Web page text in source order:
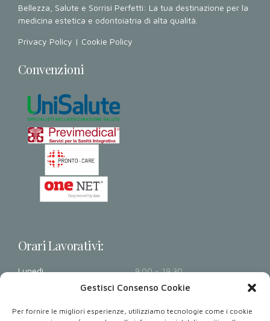
Gestisci Consenso Cookie
Per fornire le migliori esperienze, utilizziamo tecnologie come i cookie
Bellezza, Salute e Sorrisi Perfetti: La tua destinazione per la
medicina estetica e odontoiatria di alta qualità.
Privacy Policy | Cookie Policy
Convenzioni
Orari Lavorativi:
Lunedì
9.00 - 19.30
9.00 - 19.30